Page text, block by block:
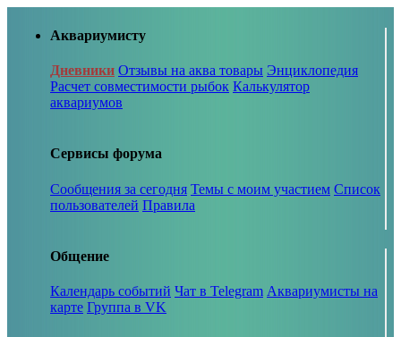
Аквариумисту
Дневники Отзывы на аква товары Энциклопедия
Расчет совместимости рыбок Калькулятор
аквариумов
Сервисы форума
Сообщения за сегодня Темы с моим участием Список
пользователей Правила
Общение
Календарь событий Чат в Telegram Аквариумисты на
карте Группа в VK